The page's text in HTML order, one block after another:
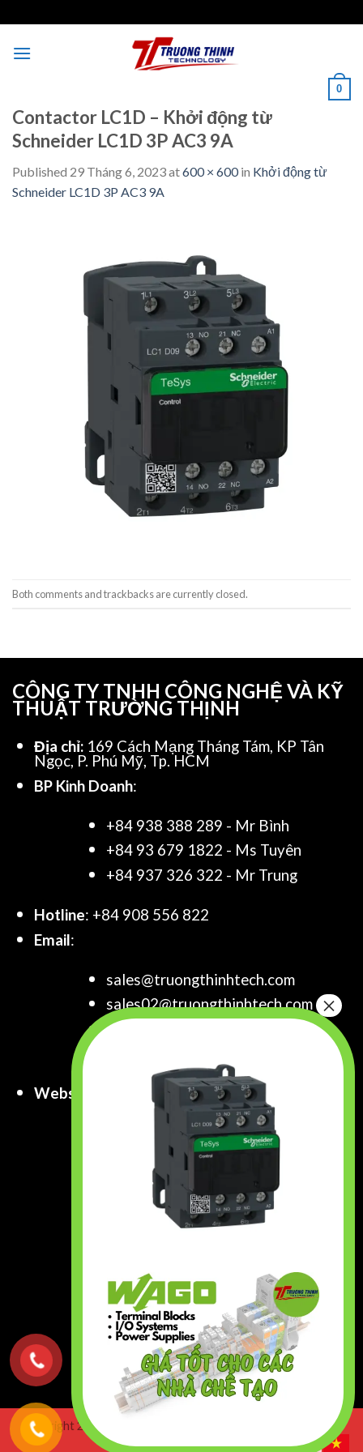
to
content
0
Contactor LC1D – Khởi động từ
Schneider LC1D 3P AC3 9A
Published 29 Tháng 6, 2023at600 × 600in Khởi động từ
Schneider LC1D 3P AC3 9A
Both comments and trackbacks are currently closed.
CÔNG TY TNHH CÔNG NGHỆ VÀ KỸ
THUẬT TRƯỜNG THỊNH
Địa chỉ: 169 Cách Mạng Tháng Tám, KP Tân
Ngọc, P. Phú Mỹ, Tp. HCM
BP Kinh Doanh:
+84 938 388 289 - Mr Bình
+84 93 679 1822 - Ms Tuyên
+84 937 326 322 - Mr Trung
Hotline: +84 908 556 822
Email:
sales@truongthinhtech.com
sales02@truongthinhtech.com
sales03@truongthinhtech.com
Website
www.truongthinhtech.com
www.components.com.vn
Copyright 2026 ©
Truong Thinh Technology & Engineering
Co.,Ltd. All right Reserved.